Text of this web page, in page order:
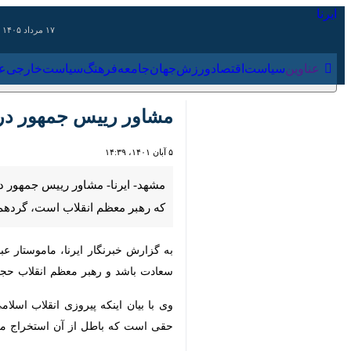
عناوین‌ سیاست اقتصاد ورزش جهان جامعه فرهنگ
مشاور رییس جمهور در